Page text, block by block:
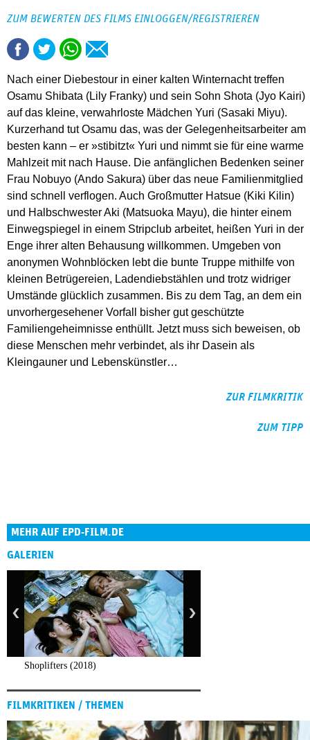
ZUM BEWERTEN DES FILMS EINLOGGEN/REGISTRIEREN
Nach einer Diebestour in einer kalten Winternacht treffen
Osamu Shibata (Lily Franky) und sein Sohn Shota (Jyo Kairi)
auf das kleine, verwahrloste Mädchen Yuri (Sasaki Miyu).
Kurzerhand tut Osamu das, was der Gelegenheitsarbeiter am
besten kann – er »stibitzt« Yuri und nimmt sie für eine warme
Mahlzeit mit nach Hause. Die anfänglichen Bedenken seiner
Frau Nobuyo (Ando Sakura) über das neue Familienmitglied
sind schnell verflogen. Auch Großmutter Hatsue (Kiki Kilin)
und Halbschwester Aki (Matsuoka Mayu), die hinter einem
Einwegspiegel in einem Stripclub arbeitet, heißen Yuri in der
Enge ihrer alten Behausung willkommen. Umgeben von
anonymen Wohnblöcken lebt die bunte Truppe mithilfe von
kleinen Betrügereien, Ladendiebstählen und trotz widriger
Umstände glücklich zusammen. Bis zu dem Tag, an dem ein
unvorhergesehener Vorfall bisher gut geschützte
Familiengeheimnisse enthüllt. Jetzt muss sich beweisen, ob
diese Menschen mehr verbindet, als ihr Dasein als
Kleingauner und Lebenskünstler…
ZUR FILMKRITIK
ZUM TIPP
MEHR AUF EPD-FILM.DE
GALERIEN
Shoplifters (2018)
FILMKRITIKEN / THEMEN